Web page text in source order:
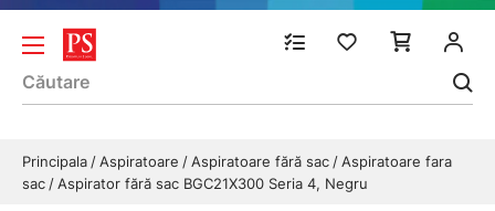
Principala Aspiratoare Aspiratoare fără sac
Aspiratoare fara
sac
Aspirator fără sac BGC21X300 Seria 4, Negru